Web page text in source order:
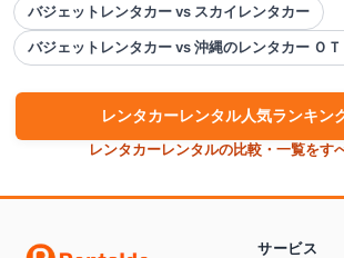
バジェットレンタカー vs スカイレンタカー
バジェットレンタカー vs 沖縄のレンタカー Ｏ
レンタカーレンタル人気ランキン
レンタカーレンタルの比較・一覧をす
サービス